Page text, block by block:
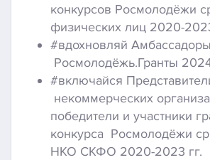
конкурсов Росмолодёжи
физических лиц 2020-
#вдохновляй Амбассадоры
Росмолодёжь.Гранты
#включайся
некоммерческих
победители и участники
конкурса Росмолодёжи
НКО СКФО 2020-2023 гг.